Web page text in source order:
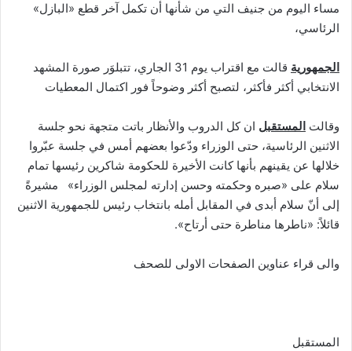
مساء اليوم من جنيف التي من شأنها أن تكمل آخر قطع «البازل»
الرئاسي،
الجمهورية
قالت مع اقتراب يوم 31 الجاري، تتبلوَر صورة المشهد
الانتخابي أكثر فأكثر، لتصبح أكثر وضوحاً فور اكتمال المعطيات
وقالت المستقبل ان كل الدروب والأنظار باتت متجهة نحو جلسة
الاثنين الرئاسية، حتى الوزراء ودّعوا بعضهم أمس في جلسة عبّروا
خلالها عن يقينهم بأنها كانت الأخيرة للحكومة شاكرين رئيسها تمام
سلام على «صبره وحكمته وحسن إدارته لمجلس الوزراء» مشيرةً
إلى أنّ سلام أبدى في المقابل أمله بانتخاب رئيس للجمهورية الاثنين
قائلاً: «ناطرها مناطرة حتى أرتاح».
والى قراء عناوين الصفحات الاولى للصحف
المستقبل